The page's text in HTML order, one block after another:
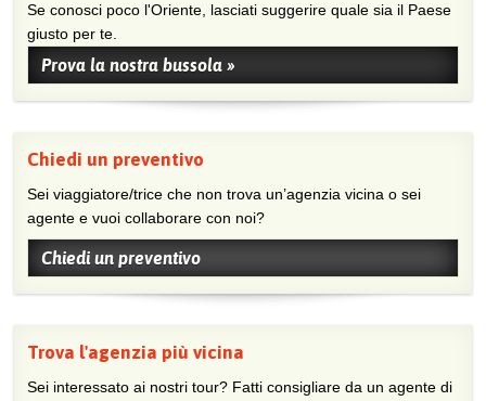
Se conosci poco l'Oriente, lasciati suggerire quale sia il Paese
giusto per te.
Prova la nostra bussola »
Chiedi un preventivo
Sei viaggiatore/trice che non trova un’agenzia vicina o sei
agente e vuoi collaborare con noi?
Chiedi un preventivo
Trova l'agenzia più vicina
Sei interessato ai nostri tour? Fatti consigliare da un agente di